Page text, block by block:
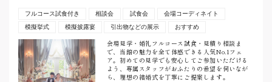
フルコース試食付き 相談会 試食会
会場コーディネイト
模擬挙式
模擬披露宴 引出物などの展示 おすすめ
会場見学・婚礼フルコース試食・見積り相談ま
で、当館の魅力を全て体感できる人気No.1フェ
ア。初めての見学でも安心してご参加いただける
よう、専属スタッフがおふたりの希望を伺いなが
ら、理想の結婚式を丁寧にご提案します。